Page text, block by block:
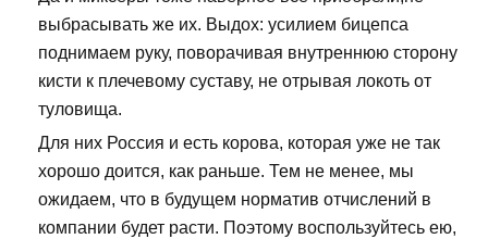
выбрасывать же их. Выдох: усилием бицепса
поднимаем руку, поворачивая внутреннюю сторону
кисти к плечевому суставу, не отрывая локоть от
туловища.
Для них Россия и есть корова, которая уже не так
хорошо доится, как раньше. Тем не менее, мы
ожидаем, что в будущем норматив отчислений в
компании будет расти. Поэтому воспользуйтесь ею,